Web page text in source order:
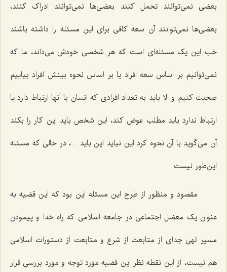
بعضی نمی‌توانند تحمل کنند بعضی‌ها نمی‌توانند ادراک کنند،
بعضی‌ها نمی‌توانند آن سعه کافی برای این مسئله را داشته باشند
خب این یک مسئله‌ای است که هر شخصی خودش می‌داند، ما که
نمی‌توانیم بر اساس سعه افراد یا بر اساس نحوه بینش افراد بیاییم
صحبت کنیم و الا باید به تعداد افرادی که انسان با آنها ارتباط دارد یا
ارتباط ندارد باید مطلب عوض کند، این شخص باید این کار را بکند
آن می‌گوید با آن نحوه کرد این نباید این باید ...، در حالی که مسئله
این‌طور نیست.
مقصود و منظور از طرح این مسئله این بود که این قضیه به
عنوان یک معضل اجتماعی در جامعه اسلامی که راه خدا و پیمودن
مسیر الهی جدای از متابعت از شرع و متابعت از دستورات اسلامی
هم نیست، از این نقطه نظر این قضیه مورد توجه و مورد بررسی قرار